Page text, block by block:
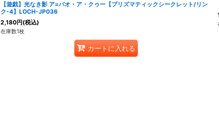
【遊戯】光なき影 ア=バオ・ア・クゥー【プリズマティックシークレット/リン
ク-4】LOCH-JP036
2,180円(税込)
在庫数1枚
カートに入れる